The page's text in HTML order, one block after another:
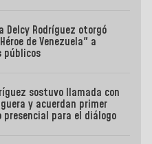
Delcy Rodríguez otorgó
de Venezuela" a
públicos
sostuvo llamada con
y acuerdan primer
presencial para el diálogo